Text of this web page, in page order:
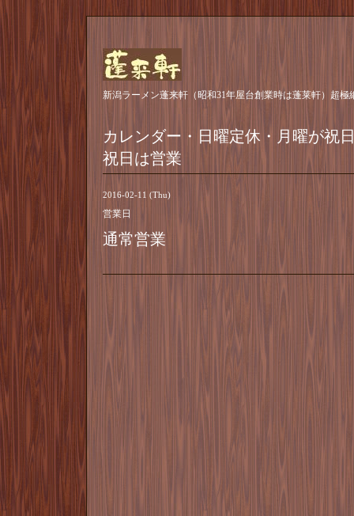
新潟ラーメン蓬来軒（昭和31年屋台創業時は蓬莱軒）超
カレンダー・日曜定休・月曜が祝
祝日は営業
2016-02-11 (Thu)
営業日
通常営業